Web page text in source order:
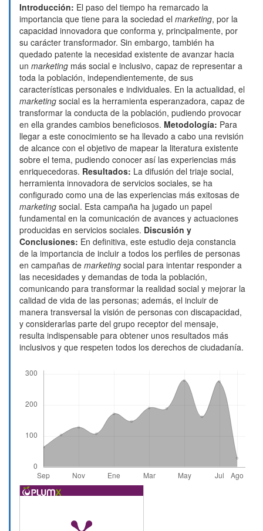
Introducción: El paso del tiempo ha remarcado la
importancia que tiene para la sociedad el marketing, por la
capacidad innovadora que conforma y, principalmente, por
su carácter transformador. Sin embargo, también ha
quedado patente la necesidad existente de avanzar hacia
un marketing más social e inclusivo, capaz de representar a
toda la población, independientemente, de sus
características personales e individuales. En la actualidad, el
marketing social es la herramienta esperanzadora, capaz de
transformar la conducta de la población, pudiendo provocar
en ella grandes cambios beneficiosos. Metodología: Para
llegar a este conocimiento se ha llevado a cabo una revisión
de alcance con el objetivo de mapear la literatura existente
sobre el tema, pudiendo conocer así las experiencias más
enriquecedoras. Resultados: La difusión del triaje social,
herramienta innovadora de servicios sociales, se ha
configurado como una de las experiencias más exitosas de
marketing social. Esta campaña ha jugado un papel
fundamental en la comunicación de avances y actuaciones
producidas en servicios sociales. Discusión y
Conclusiones: En definitiva, este estudio deja constancia
de la importancia de incluir a todos los perfiles de personas
en campañas de marketing social para intentar responder a
las necesidades y demandas de toda la población,
comunicando para transformar la realidad social y mejorar la
calidad de vida de las personas; además, el incluir de
manera transversal la visión de personas con discapacidad,
y considerarlas parte del grupo receptor del mensaje,
resulta indispensable para obtener unos resultados más
inclusivos y que respeten todos los derechos de ciudadanía.